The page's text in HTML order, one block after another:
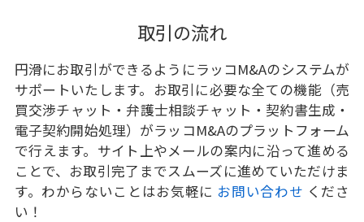
取引の流れ
円滑にお取引ができるようにラッコM&Aのシステムが
サポートいたします。お取引に必要な全ての機能（売
買交渉チャット・弁護士相談チャット・契約書生成・
電子契約開始処理）がラッコM&Aのプラットフォーム
で行えます。サイト上やメールの案内に沿って進める
ことで、お取引完了までスムーズに進めていただけま
す。わからないことはお気軽に お問い合わせ くださ
い！